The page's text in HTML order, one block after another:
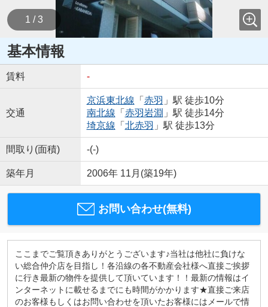
1 / 3
基本情報
賃料 -
交通
京浜東北線 「 赤羽 」駅 徒歩10分
南北線 「 赤羽岩淵 」駅 徒歩14分
埼京線 「 北赤羽 」駅 徒歩13分
間取り(面積) -(-)
築年月 2006年 11月(築19年)
お問い合わせ(無料)
ここまでご覧頂きありがとうございます♪当社は他社に負けな
い総合仲介店を目指し！各沿線の各不動産会社様へ直接ご挨拶
に行き最新の物件を提供して頂いています！！最新の情報はイ
ンターネットに載せるまでにも時間がかかります★直接ご来店
のお客様もしくはお問い合わせを頂いたお客様にはメールで情